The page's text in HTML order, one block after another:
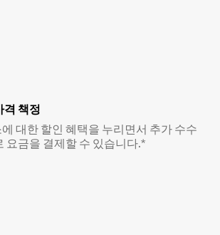
격 책정
대한 할인 혜택을 누리면서 추가 수수
요금을 결제할 수 있습니다.*